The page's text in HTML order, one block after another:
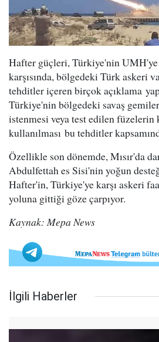
Hafter güçleri, Türkiye'nin UMH'ye
karşısında, bölgedeki Türk askeri
tehditler içeren birçok açıklama
Türkiye'nin bölgedeki savaş
istenmesi veya test edilen füzelerin
kullanılması bu tehditler
Özellikle son dönemde, Mısır'da
Abdulfettah es Sisi'nin yoğun
Hafter'in, Türkiye'ye karşı askeri
yoluna gittiği göze çarpıyor.
Kaynak: Mepa News
İlgili Haberler